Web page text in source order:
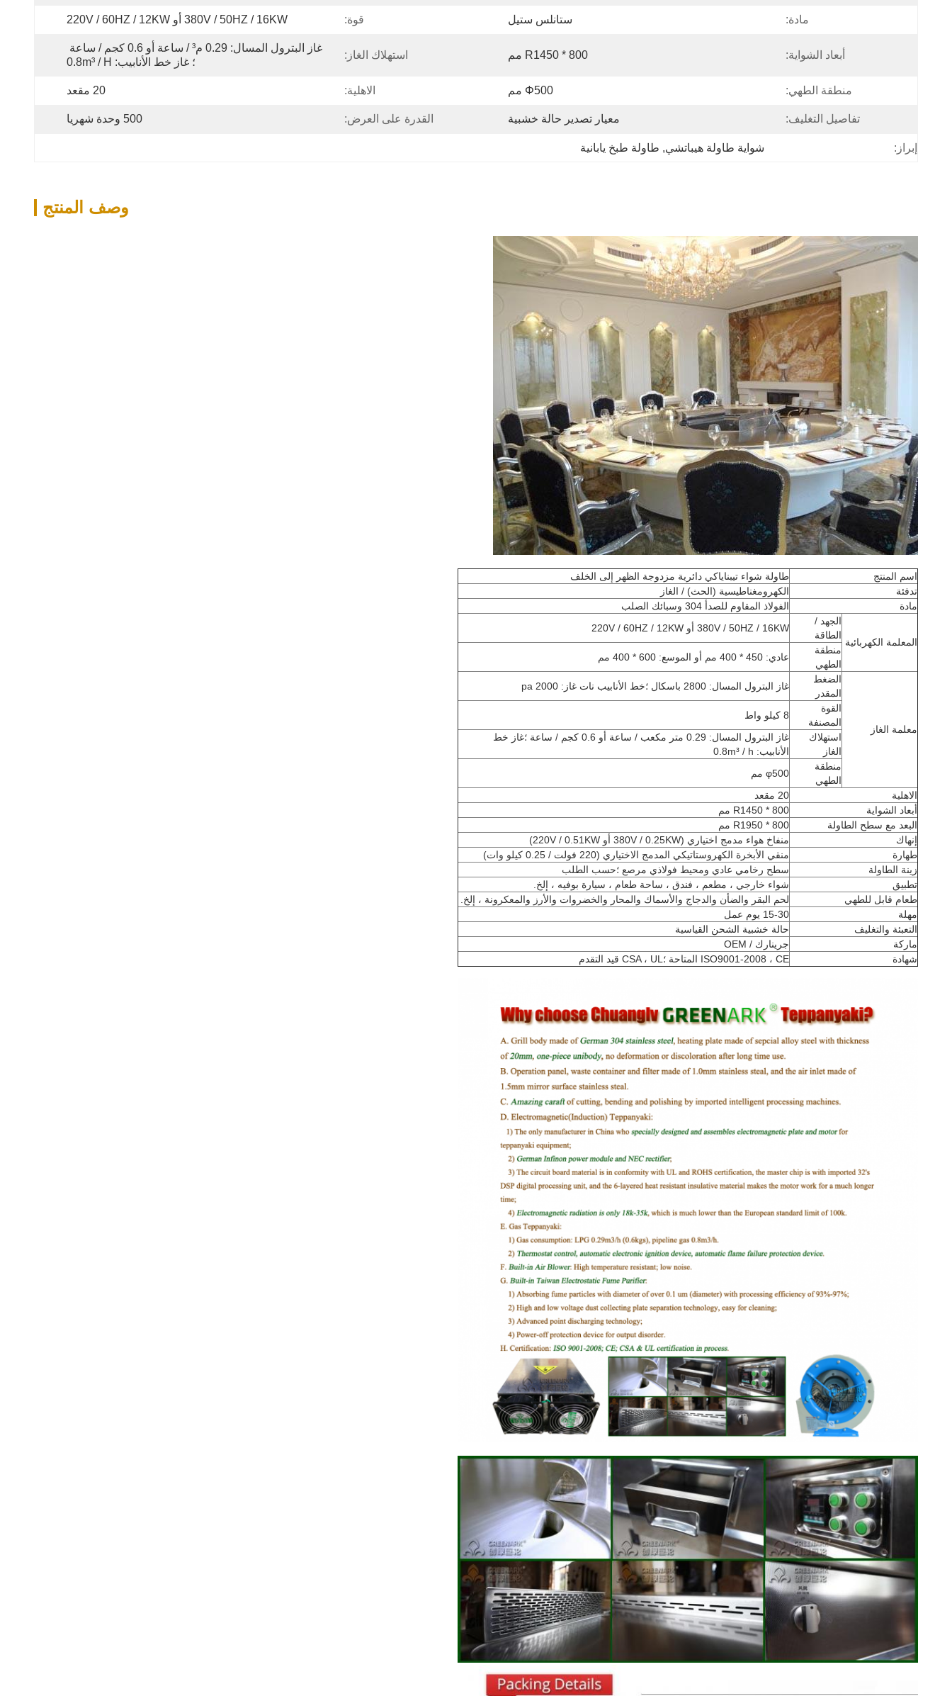
مادة: ستانلس ستيل قوة: 380V / 50HZ / 16KW أو 220V / 60HZ / 12KW
أبعاد الشواية: R1450 * 800 مم استهلاك الغاز:
؛ غاز خط الأنابيب: 0.8m³ / H
منطقة الطهي: Φ500 مم الاهلية: 20 مقعد
تفاصيل التغليف: معيار تصدير حالة خشبية القدرة على العرض: 500 وحدة شهريا
إبراز: شواية طاولة هيباتشي, طاولة طبخ يابانية
وصف المنتج
اسم المنتج
طاولة شواء تيبناياكي دائرية مزدوجة الظهر إلى الخلف
تدفئة
الكهرومغناطيسية (الحث) / الغاز
مادة
الفولاذ المقاوم للصدأ 304 وسبائك الصلب
المعلمة الكهربائية
الجهد /
الطاقة
380V / 50HZ / 16KW أو 220V / 60HZ / 12KW
منطقة
الطهي
عادي: 450 * 400 مم أو الموسع: 600 * 400 مم
معلمة الغاز
الضغط
المقدر
غاز البترول المسال: 2800 باسكال ؛خط الأنابيب نات غاز: 2000 pa
القوة
المصنفة
8 كيلو واط
استهلاك
الغاز
غاز البترول المسال: 0.29 متر مكعب / ساعة أو 0.6 كجم / ساعة ؛غاز خط
الأنابيب: 0.8m³ / h
منطقة
الطهي
φ500 مم
الاهلية
20 مقعد
أبعاد الشواية
R1450 * 800 مم
البعد مع سطح الطاولة
R1950 * 800 مم
إنهاك
منفاخ هواء مدمج اختياري (380V / 0.25KW أو 220V / 0.51KW)
طهارة
منقي الأبخرة الكهروستاتيكي المدمج الاختياري (220 فولت / 0.25 كيلو وات)
زينة الطاولة
سطح رخامي عادي ومحيط فولاذي مرصع ؛حسب الطلب
تطبيق
شواء خارجي ، مطعم ، فندق ، ساحة طعام ، سيارة بوفيه ، إلخ.
طعام قابل للطهي
لحم البقر والضأن والدجاج والأسماك والمحار والخضروات والأرز والمعكرونة ، إلخ.
مهلة
15-30 يوم عمل
التعبئة والتغليف
حالة خشبية الشحن القياسية
ماركة
جرينارك / OEM
شهادة
ISO9001-2008 ، CE المتاحة ؛CSA ، UL قيد التقدم